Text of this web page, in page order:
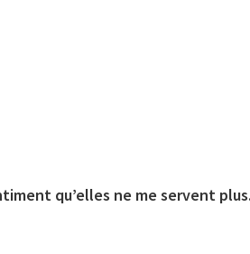
qu’elles ne me servent